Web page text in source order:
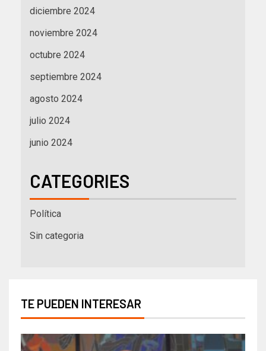
diciembre 2024
noviembre 2024
octubre 2024
septiembre 2024
agosto 2024
julio 2024
junio 2024
CATEGORIES
Política
Sin categoria
TE PUEDEN INTERESAR